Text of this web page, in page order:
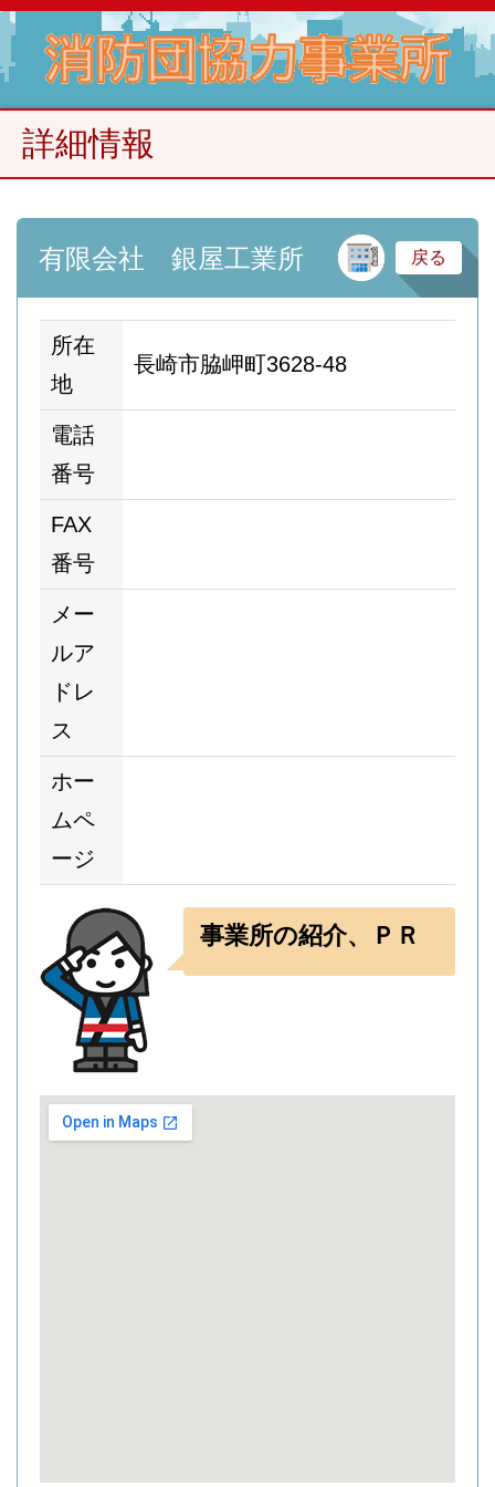
詳細情報
有限会社 銀屋工業所 建
戻る
所在
地
長崎市脇岬町3628-48
電話
番号
FAX
番号
メー
ルア
ドレ
ス
ホー
ムペ
ージ
事業所の紹介、ＰＲ